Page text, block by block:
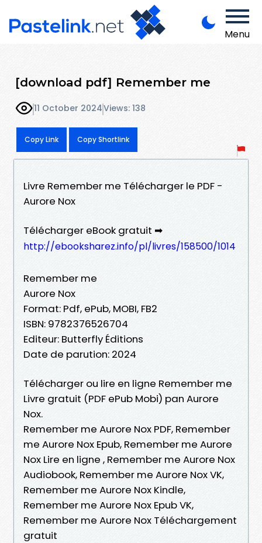
Menu
[download pdf] Remember me
11 October 2024Views: 138
Copy Link Copy Shortlink
Livre Remember me Télécharger le PDF -
Aurore Nox
Télécharger eBook gratuit ➡
http://ebooksharez.info/pl/livres/158500/1014
Remember me
Aurore Nox
Format: Pdf, ePub, MOBI, FB2
ISBN: 9782376526704
Editeur: Butterfly Éditions
Date de parution: 2024
Télécharger ou lire en ligne Remember me
Livre gratuit (PDF ePub Mobi) pan Aurore
Nox.
Remember me Aurore Nox PDF, Remember
me Aurore Nox Epub, Remember me Aurore
Nox Lire en ligne , Remember me Aurore Nox
Audiobook, Remember me Aurore Nox VK,
Remember me Aurore Nox Kindle,
Remember me Aurore Nox Epub VK,
Remember me Aurore Nox Téléchargement
gratuit